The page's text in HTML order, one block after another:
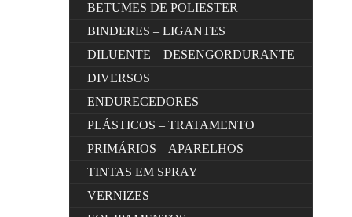
BETUMES DE POLIESTER
BINDERES – LIGANTES
DILUENTE – DESENGORDURANTE
DIVERSOS
ENDURECEDORES
PLÁSTICOS – TRATAMENTO
PRIMÁRIOS – APARELHOS
TINTAS EM SPRAY
VERNIZES